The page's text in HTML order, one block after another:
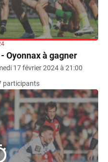
Oyonnax à gagner
17 février 2024 à 21:00
participants